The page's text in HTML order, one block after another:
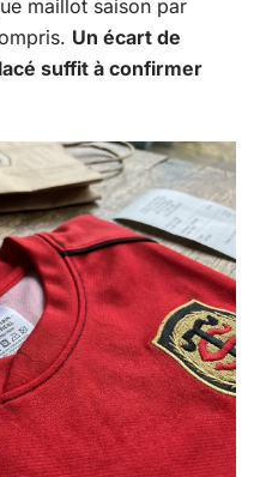
maillot saison par
Un écart de
suffit à confirmer